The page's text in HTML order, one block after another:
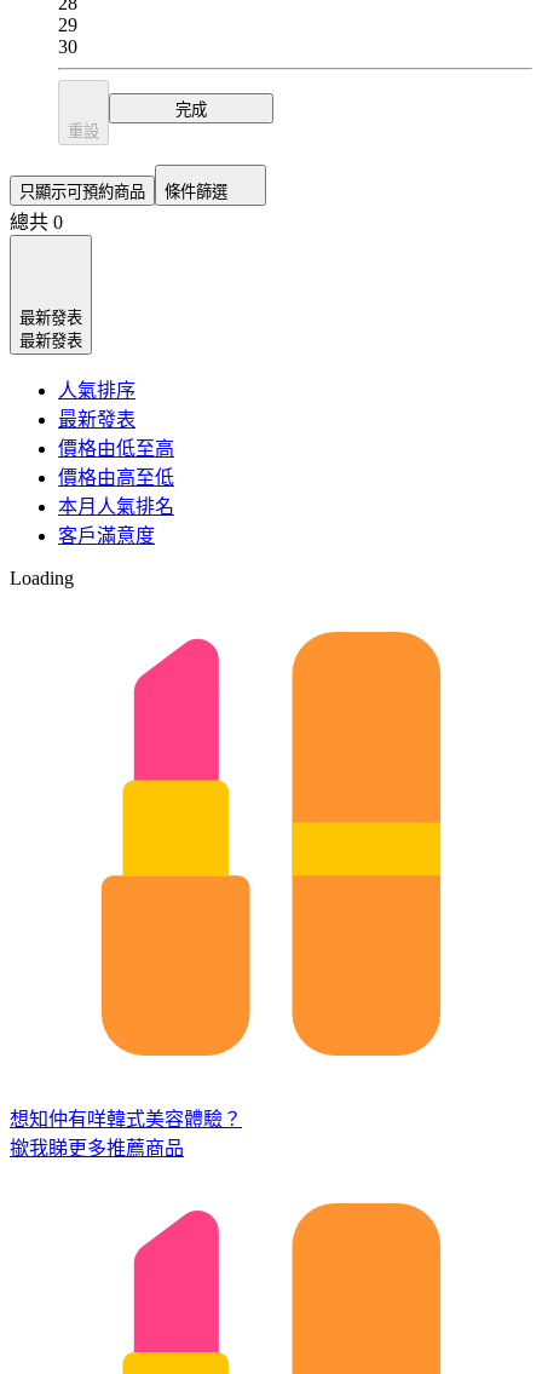
29
30
重設
完成
只顯示可預約商品 條件篩選
總共 0
最新發表
最新發表
人氣排序
最新發表
價格由低至高
價格由高至低
本月人氣排名
客戶滿意度
Loading
想知仲有咩韓式美容體驗？
撳我睇更多推薦商品